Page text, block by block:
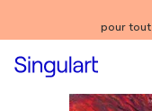
pour tout